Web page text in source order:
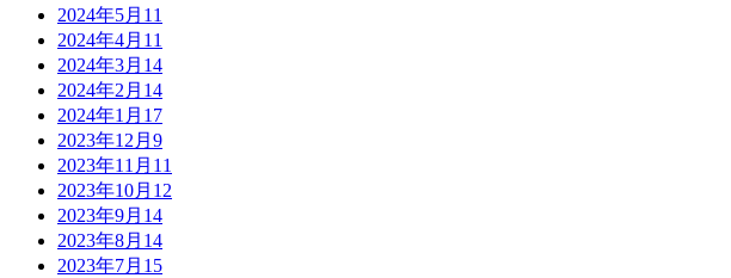
2024年5月 11
2024年4月 11
2024年3月 14
2024年2月 14
2024年1月 17
2023年12月 9
2023年11月 11
2023年10月 12
2023年9月 14
2023年8月 14
2023年7月 15